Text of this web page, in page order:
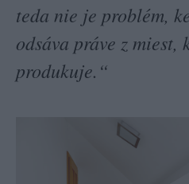
teda nie je problém,
odsáva práve z
produkuje.“